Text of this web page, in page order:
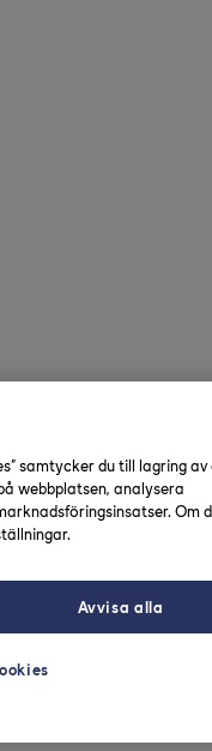
samtycker du till lagring av
webbplatsen, analysera
Om
Avvisa alla